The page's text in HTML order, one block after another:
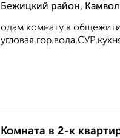
Бежицкий район,
одам комнату в
Комната в 2-к